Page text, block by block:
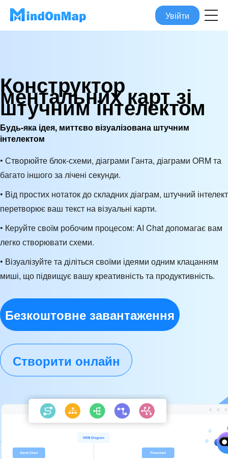
Увійти
Конструктор
ментальних карт зі
штучним інтелектом
Будь-яка ідея, миттєво візуалізована штучним
інтелектом
• Створюйте блок-схеми, діаграми Ганта, діаграми ORM та
багато іншого за лічені секунди.
• Від простих нотаток до складних діаграм, штучний інтелект
перетворює ваш текст на візуальні карти.
• Керуйте своїм робочим процесом: AI Chat допомагає вам
легко створювати схеми.
• Візуалізуйте та діліться своїми ідеями одним клацанням
миші, що підвищує вашу креативність та продуктивність.
Безкоштовне завантаження
Створити онлайн